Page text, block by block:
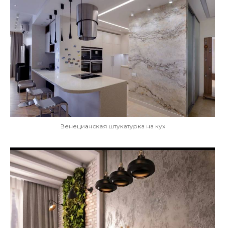
Венецианская штукатурка на кух